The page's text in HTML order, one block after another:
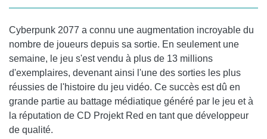
Cyberpunk 2077 a connu une augmentation incroyable du
nombre de joueurs depuis sa sortie. En seulement une
semaine, le jeu s'est vendu à plus de 13 millions
d'exemplaires, devenant ainsi l'une des sorties les plus
réussies de l'histoire du jeu vidéo. Ce succès est dû en
grande partie au battage médiatique généré par le jeu et à
la réputation de CD Projekt Red en tant que développeur
de qualité.